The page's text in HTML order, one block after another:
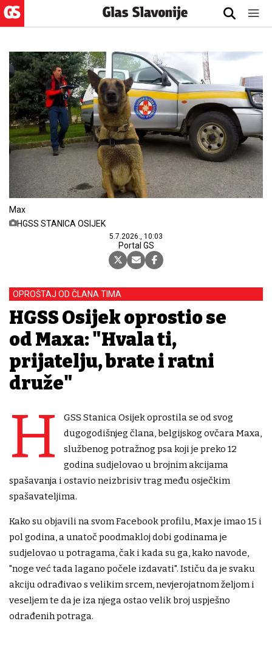
Max
HGSS STANICA OSIJEK
5.7.2026., 10:03
Portal GS
OPROŠTAJ OD ČLANA TIMA
HGSS Osijek oprostio se
od Maxa: "Hvala ti,
prijatelju, brate i ratni
druže"
H
GSS Stanica Osijek oprostila se od svog
dugogodišnjeg člana, belgijskog ovčara Maxa,
službenog potražnog psa koji je preko 12
godina sudjelovao u brojnim akcijama
spašavanja i ostavio neizbrisiv trag među osječkim
spašavateljima.
Kako su objavili na svom Facebook profilu, Max je imao 15 i
pol godina, a unatoč poodmakloj dobi godinama je
sudjelovao u potragama, čak i kada su ga, kako navode,
"noge već tada lagano počele izdavati". Ističu da je svaku
akciju odrađivao s velikim srcem, nevjerojatnom željom i
veseljem te da je iza njega ostao velik broj uspješno
odrađenih potraga.